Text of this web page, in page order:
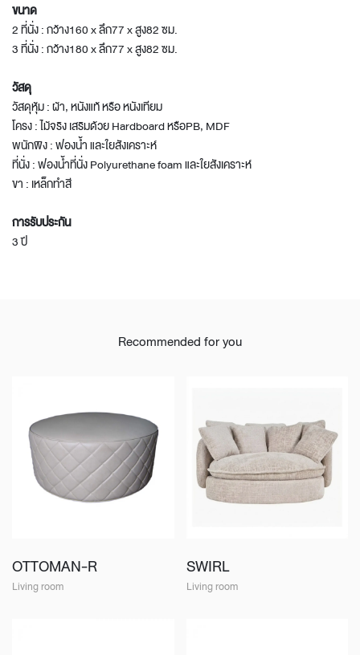
ขนาด
2 ที่นั่ง : กว้าง160 x ลึก77 x สูง82 ซม.
3 ที่นั่ง : กว้าง180 x ลึก77 x สูง82 ซม.
วัสดุ
วัสดุหุ้ม : ผ้า, หนังแท้ หรือ หนังเทียม
โครง : ไม้จริง เสริมด้วย Hardboard หรือPB, MDF
พนักพิง : ฟองน้ำ และใยสังเคราะห์
ที่นั่ง : ฟองน้ำที่นั่ง Polyurethane foam และใยสังเคราะห์
ขา : เหล็กทำสี
การรับประกัน
3 ปี
Recommended for you
OTTOMAN-R
Living room
SWIRL
Living room